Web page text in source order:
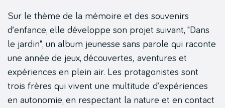
Sur le thème de la mémoire et des souvenirs
d’enfance, elle développe son projet suivant, "Dans
le jardin", un album jeunesse sans parole qui raconte
une année de jeux, découvertes, aventures et
expériences en plein air. Les protagonistes sont
trois frères qui vivent une multitude d’expériences
en autonomie, en respectant la nature et en contact